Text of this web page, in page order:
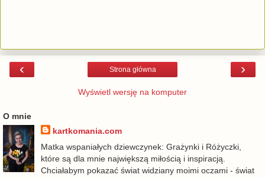
‹ ›
Strona główna
Wyświetl wersję na komputer
O mnie
kartkomania.com
Matka wspaniałych dziewczynek: Grażynki i Różyczki,
które są dla mnie największą miłością i inspiracją.
Chciałabym pokazać świat widziany moimi oczami - świat